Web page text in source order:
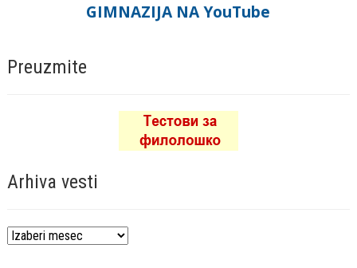
GIMNAZIJA NA YouTube
Preuzmite
Arhiva vesti
Arhiva